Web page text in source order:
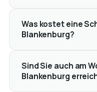
Was kostet eine
Blankenburg?
Sind Sie auch am
Blankenburg